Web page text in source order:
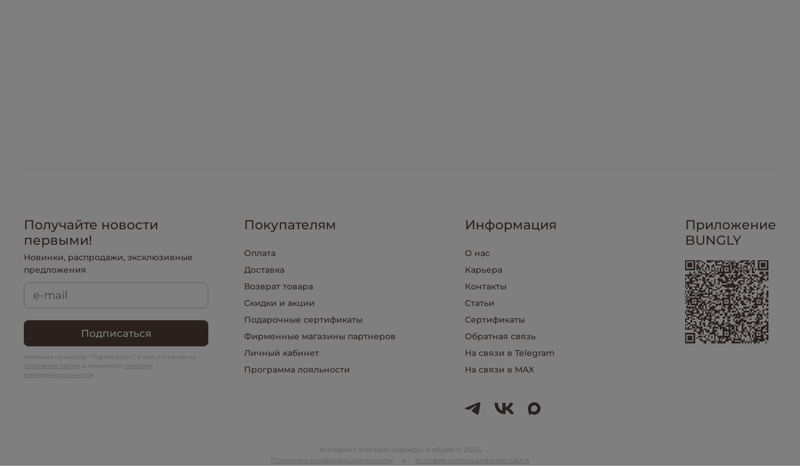
Получайте новости
первыми!
Новинки, распродажи, эксклюзивные
предложения
Подписаться
Нажимая на кнопку "Подписаться", я даю согласие на
получение писем и принимаю политику
конфиденциальности
Покупателям
Оплата
Доставка
Возврат товара
Скидки и акции
Подарочные сертификаты
Фирменные магазины партнеров
Личный кабинет
Программа лояльности
Информация
О нас
Карьера
Контакты
Статьи
Сертификаты
Обратная связь
На связи в Telegram
На связи в MAX
Приложение
BUNGLY
Интернет-магазин одежды и обуви © 2026
Политика конфиденциальности и Условия использования сайта